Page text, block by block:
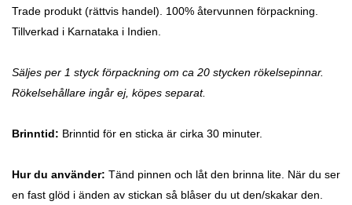
Trade produkt (rättvis handel). 100% återvunnen förpackning.
Tillverkad i Karnataka i Indien.
Säljes per 1 styck förpackning om ca 20 stycken rökelsepinnar.
Rökelsehållare ingår ej, köpes separat.
Brinntid: Brinntid för en sticka är cirka 30 minuter.
Hur du använder: Tänd pinnen och låt den brinna lite. När du ser
en fast glöd i änden av stickan så blåser du ut den/skakar den.